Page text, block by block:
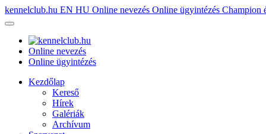
kennelclub.hu EN HU Online nevezés Online ügyintézés Champion
Online nevezés
Online ügyintézés
Kezdőlap
Kereső
Hírek
Galériák
Archívum